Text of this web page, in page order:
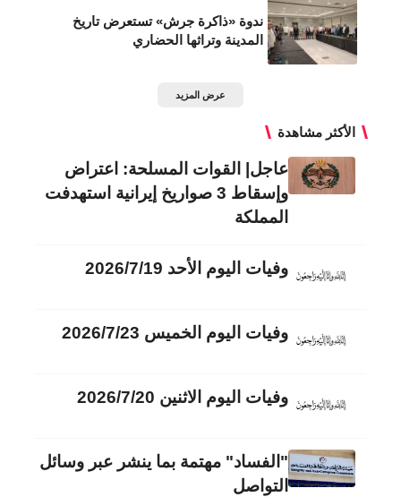
ندوة «ذاكرة جرش» تستعرض تاريخ
المدينة وتراثها الحضاري
عرض المزيد
الأكثر مشاهدة
عاجل| القوات المسلحة: اعتراض
وإسقاط 3 صواريخ إيرانية استهدفت
المملكة
وفيات اليوم الأحد 2026/7/19
وفيات اليوم الخميس 2026/7/23
وفيات اليوم الاثنين 2026/7/20
"الفساد" مهتمة بما ينشر عبر وسائل
التواصل